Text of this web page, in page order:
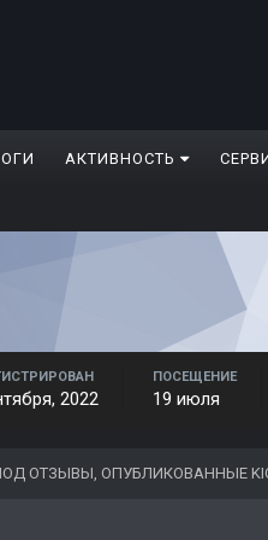
АКТИВНОСТЬ
2022
ПОСЕЩЕНИЕ
19 июля
ОТЗЫВЫ, ОПУБЛИКОВАННЫЕ